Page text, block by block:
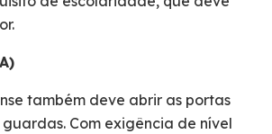
também deve abrir as portas
Com exigência de nível